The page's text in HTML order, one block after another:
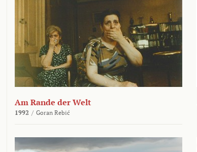
Am Rande der Welt
1992 / Goran Rebić